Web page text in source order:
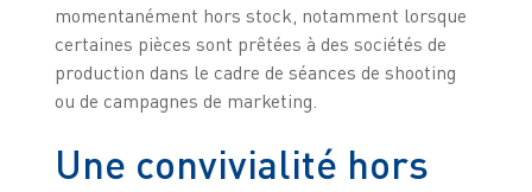
momentanément hors stock, notamment lorsque
certaines pièces sont prêtées à des sociétés de
production dans le cadre de séances de shooting
ou de campagnes de marketing.
Une convivialité hors